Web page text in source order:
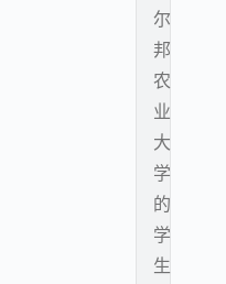
尔
邦
农
业
大
学
的
学
生